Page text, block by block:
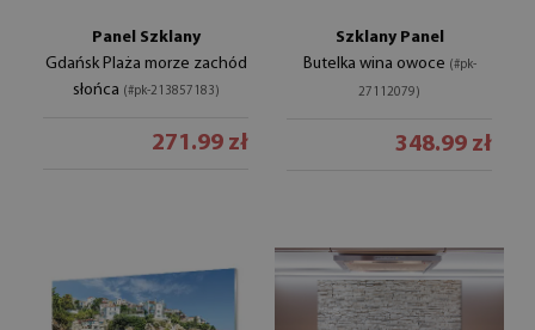
Panel Szklany
Gdańsk Plaża morze zachód
słońca (#pk-213857183)
271.99 zł
Szklany Panel
Butelka wina owoce (#pk-
27112079)
348.99 zł